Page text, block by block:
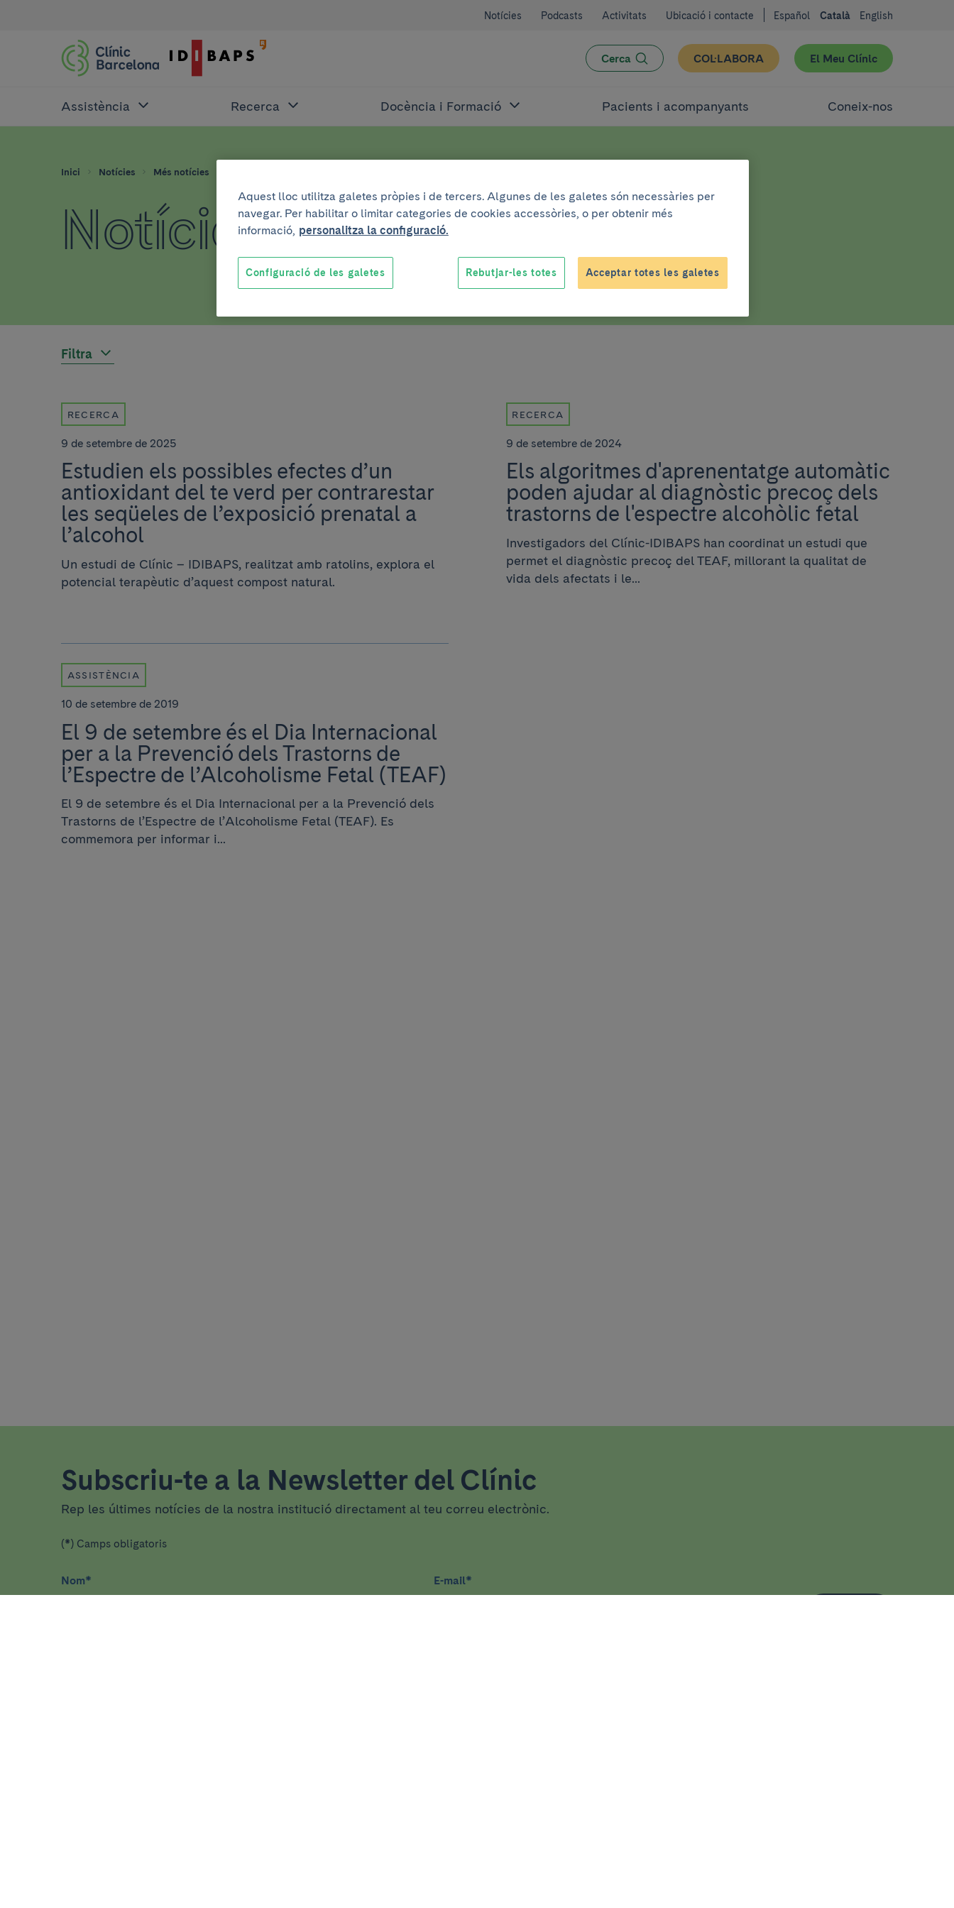
Notícies Podcasts Activitats Ubicació i contacte Español Català English
Cerca COL·LABORA El Meu Clínic
Assistència Recerca Docència i Formació Pacients i acompanyants Coneix-nos
Inici Notícies Més notícies
Notícies sobre GRIE
Filtra
RECERCA
9 de setembre de 2025
Estudien els possibles efectes d’un
antioxidant del te verd per contrarestar
les seqüeles de l’exposició prenatal a
l’alcohol
Un estudi de Clínic – IDIBAPS, realitzat amb ratolins, explora el
potencial terapèutic d’aquest compost natural.
RECERCA
9 de setembre de 2024
Els algoritmes d'aprenentatge automàtic
poden ajudar al diagnòstic precoç dels
trastorns de l'espectre alcohòlic fetal
Investigadors del Clínic-IDIBAPS han coordinat un estudi que
permet el diagnòstic precoç del TEAF, millorant la qualitat de
vida dels afectats i le...
ASSISTÈNCIA
10 de setembre de 2019
El 9 de setembre és el Dia Internacional
per a la Prevenció dels Trastorns de
l’Espectre de l’Alcoholisme Fetal (TEAF)
El 9 de setembre és el Dia Internacional per a la Prevenció dels
Trastorns de l’Espectre de l’Alcoholisme Fetal (TEAF). Es
commemora per informar i...
Subscriu-te a la Newsletter del Clínic
Rep les últimes notícies de la nostra institució directament al teu correu electrònic.
(*) Camps obligatoris
Nom* E-mail*
Aquest lloc utilitza galetes pròpies i de tercers. Algunes de les galetes són necessàries per
navegar. Per habilitar o limitar categories de cookies accessòries, o per obtenir més
informació, personalitza la configuració.
Rebutjar-les totes Acceptar totes les galetes
Configuració de les galetes